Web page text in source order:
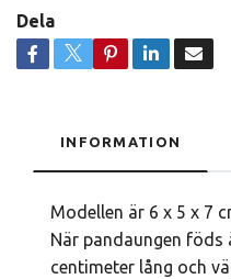
Dela
INFORMATION
Modellen är 6 x 5 x 7
När pandaungen föds
centimeter lång och